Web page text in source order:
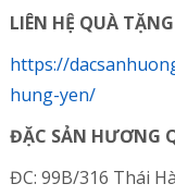
LIÊN HỆ QUÀ
https://
hung-yen/
ĐẶC SẢN HƯƠNG
ĐC: 99B/316 Thái